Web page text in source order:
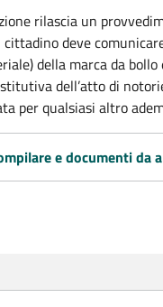
rilascia un
deve
della marca da
dell’atto di
per qualsiasi altro
e documenti da